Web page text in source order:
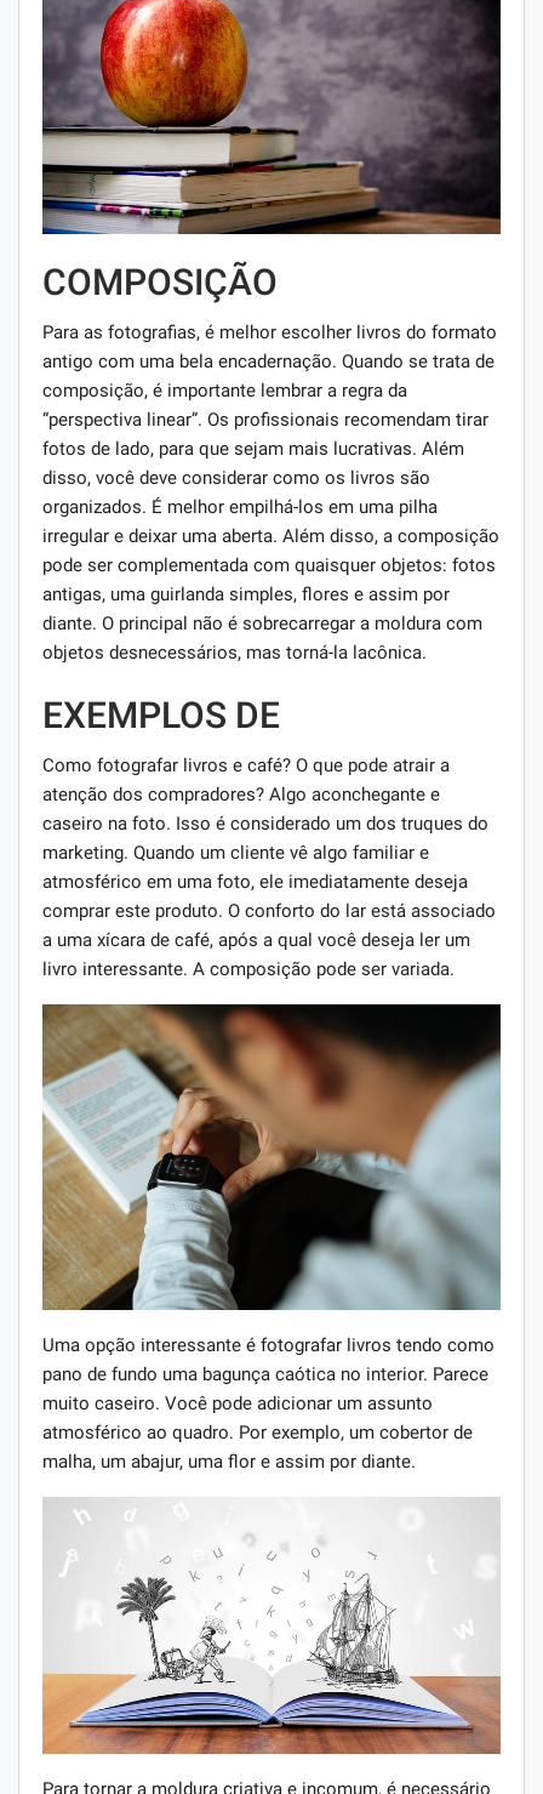
COMPOSIÇÃO
Para as fotografias, é melhor escolher livros do formato
antigo com uma bela encadernação. Quando se trata de
composição, é importante lembrar a regra da
“perspectiva linear”. Os profissionais recomendam tirar
fotos de lado, para que sejam mais lucrativas. Além
disso, você deve considerar como os livros são
organizados. É melhor empilhá-los em uma pilha
irregular e deixar uma aberta. Além disso, a composição
pode ser complementada com quaisquer objetos: fotos
antigas, uma guirlanda simples, flores e assim por
diante. O principal não é sobrecarregar a moldura com
objetos desnecessários, mas torná-la lacônica.
EXEMPLOS DE
Como fotografar livros e café? O que pode atrair a
atenção dos compradores? Algo aconchegante e
caseiro na foto. Isso é considerado um dos truques do
marketing. Quando um cliente vê algo familiar e
atmosférico em uma foto, ele imediatamente deseja
comprar este produto. O conforto do lar está associado
a uma xícara de café, após a qual você deseja ler um
livro interessante. A composição pode ser variada.
Uma opção interessante é fotografar livros tendo como
pano de fundo uma bagunça caótica no interior. Parece
muito caseiro. Você pode adicionar um assunto
atmosférico ao quadro. Por exemplo, um cobertor de
malha, um abajur, uma flor e assim por diante.
Para tornar a moldura criativa e incomum, é necessário